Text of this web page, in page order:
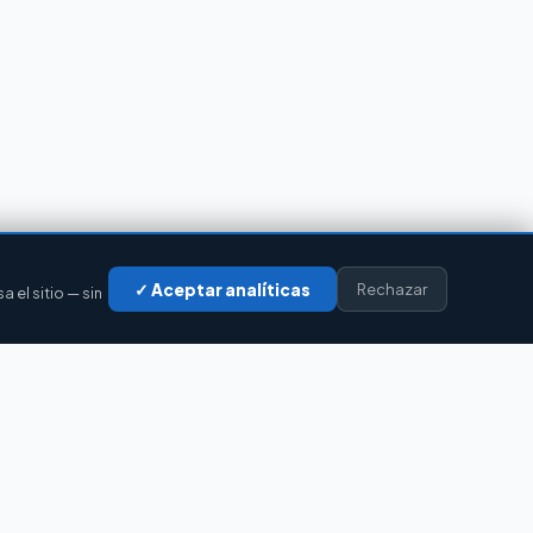
el sitio — sin
✓ Aceptar analíticas Rechazar